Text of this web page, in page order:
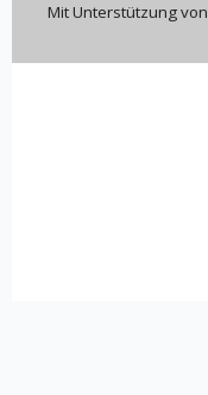
Mit Unterstützung von